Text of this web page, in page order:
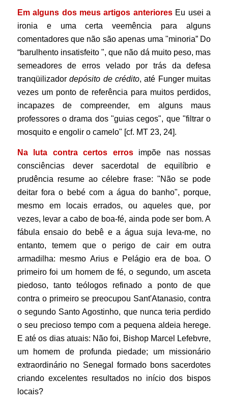
Em alguns dos meus artigos anteriores Eu usei a
ironia e uma certa veemência para alguns
comentadores que não são apenas uma "minoria” Do
“barulhento insatisfeito ", que não dá muito peso, mas
semeadores de erros velado por trás da defesa
tranqüilizadordepósito de crédito, até Funger muitas
vezes um ponto de referência para muitos perdidos,
incapazes de compreender, em alguns maus
professores o drama dos "guias cegos", que "filtrar o
mosquito e engolir o camelo" [cf. MT 23, 24].
Na luta contra certos erros
impõe nas nossas
consciências dever sacerdotal de equilíbrio e
prudência resume ao célebre frase: "Não se pode
deitar fora o bebé com a água do banho", porque,
mesmo em locais errados, ou aqueles que, por
vezes, levar a cabo de boa-fé, ainda pode ser bom. A
fábula ensaio do bebê e a água suja leva-me, no
entanto, temem que o perigo de cair em outra
armadilha: mesmo Arius e Pelágio era de boa. O
primeiro foi um homem de fé, o segundo, um asceta
piedoso, tanto teólogos refinado a ponto de que
contra o primeiro se preocupou Sant'Atanasio, contra
o segundo Santo Agostinho, que nunca teria perdido
o seu precioso tempo com a pequena aldeia herege.
E até os dias atuais: Não foi, Bishop Marcel Lefebvre,
um homem de profunda piedade; um missionário
extraordinário no Senegal formado bons sacerdotes
criando excelentes resultados no início dos bispos
locais?